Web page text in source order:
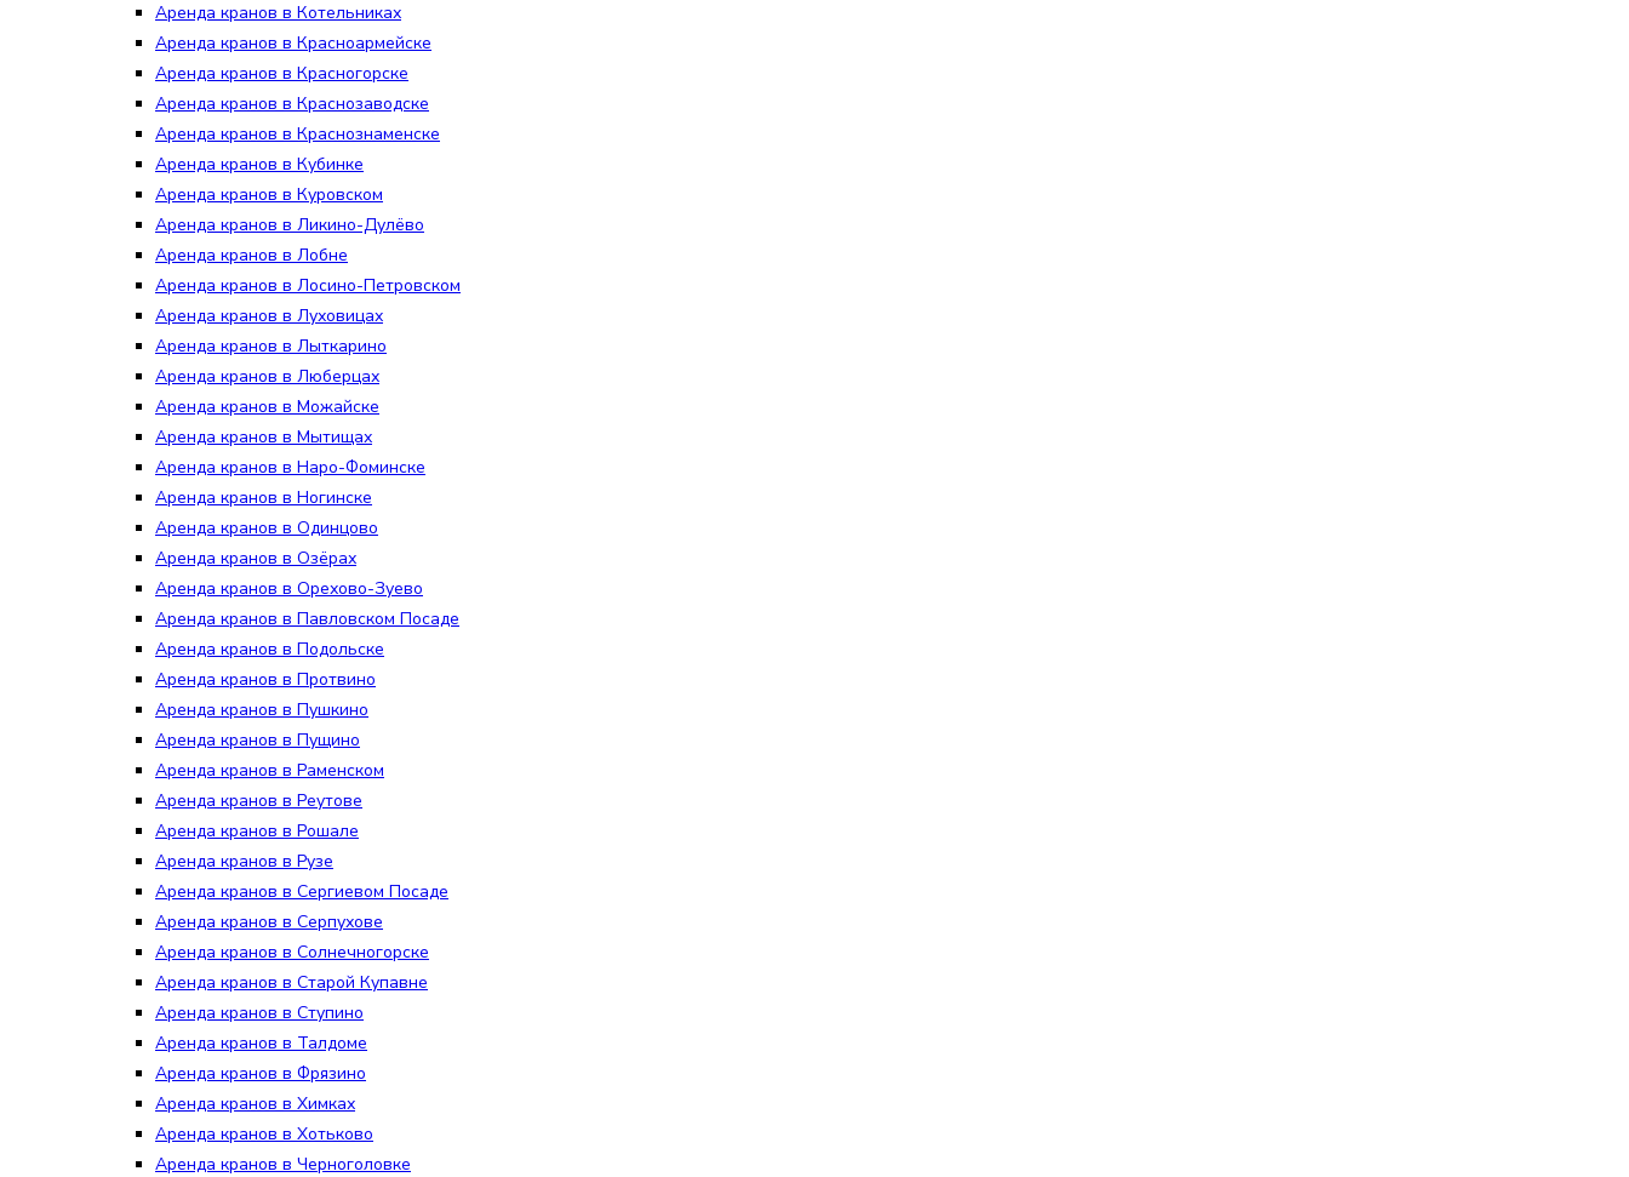
Аренда кранов в Котельниках
Аренда кранов в Красноармейске
Аренда кранов в Красногорске
Аренда кранов в Краснозаводске
Аренда кранов в Краснознаменске
Аренда кранов в Кубинке
Аренда кранов в Куровском
Аренда кранов в Ликино-Дулёво
Аренда кранов в Лобне
Аренда кранов в Лосино-Петровском
Аренда кранов в Луховицах
Аренда кранов в Лыткарино
Аренда кранов в Люберцах
Аренда кранов в Можайске
Аренда кранов в Мытищах
Аренда кранов в Наро-Фоминске
Аренда кранов в Ногинске
Аренда кранов в Одинцово
Аренда кранов в Озёрах
Аренда кранов в Орехово-Зуево
Аренда кранов в Павловском Посаде
Аренда кранов в Подольске
Аренда кранов в Протвино
Аренда кранов в Пушкино
Аренда кранов в Пущино
Аренда кранов в Раменском
Аренда кранов в Реутове
Аренда кранов в Рошале
Аренда кранов в Рузе
Аренда кранов в Сергиевом Посаде
Аренда кранов в Серпухове
Аренда кранов в Солнечногорске
Аренда кранов в Старой Купавне
Аренда кранов в Ступино
Аренда кранов в Талдоме
Аренда кранов в Фрязино
Аренда кранов в Химках
Аренда кранов в Хотьково
Аренда кранов в Черноголовке